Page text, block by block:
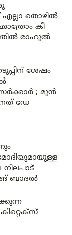
എല്ലാ തൊഴിൽ
കീ
രാഹുൽ
ശേഷം
; മുൻ
ഡേ
ബാദൽ